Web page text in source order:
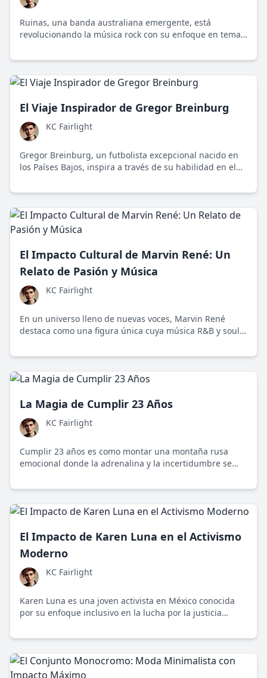
Ruinas, una banda australiana emergente, está
revolucionando la música rock con su enfoque en temas
El Viaje Inspirador de Gregor Breinburg
KC Fairlight
Gregor Breinburg, un futbolista excepcional nacido en
los Países Bajos, inspira a través de su habilidad en el
El Impacto Cultural de Marvin René: Un
Relato de Pasión y Música
KC Fairlight
En un universo lleno de nuevas voces, Marvin René
destaca como una figura única cuya música R&B y soul
abordando temas como el amor y la justicia social.
La Magia de Cumplir 23 Años
KC Fairlight
Cumplir 23 años es como montar una montaña rusa
emocional donde la adrenalina y la incertidumbre se
un mundo repleto de desafíos y oportunidades únicas.
El Impacto de Karen Luna en el Activismo
Moderno
KC Fairlight
Karen Luna es una joven activista en México conocida
por su enfoque inclusivo en la lucha por la justicia
participación en movimientos que amplifican las voces